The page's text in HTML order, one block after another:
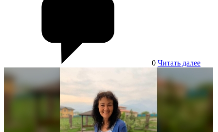
0 Читать далее